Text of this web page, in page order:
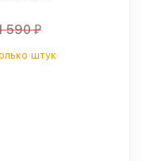
590 ₽
штук